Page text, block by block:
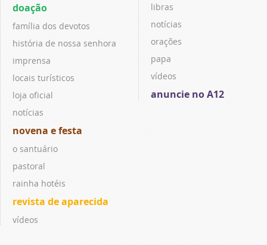
doação
família dos devotos
história de nossa senhora
imprensa
locais turísticos
loja oficial
notícias
novena e festa
o santuário
pastoral
rainha hotéis
revista de aparecida
vídeos
libras
notícias
orações
papa
vídeos
anuncie no A12